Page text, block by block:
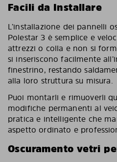
Facili da Installare
L’installazione dei pannelli
Polestar 3 è semplice e
attrezzi o colla e non si
si inseriscono facilmente
finestrino, restando
alla loro struttura su misura.
Puoi montarli e rimuoverli
modifiche permanenti al
pratica e intelligente che
aspetto ordinato e
Oscuramento vetri